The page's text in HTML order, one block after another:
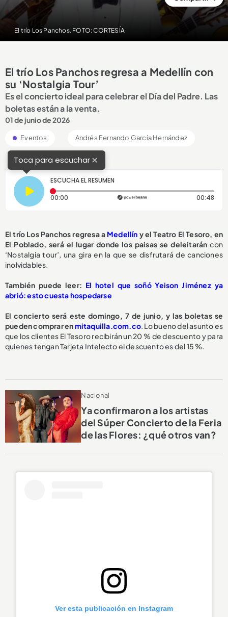
El trío Los Panchos. FOTO: CORTESÍA
El trío Los Panchos regresa a Medellín con
su ‘Nostalgia Tour’
Es el concierto ideal para celebrar el Día del Padre. Las
boletas están a la venta.
01 de junio de 2026
Eventos Andrés Fernando García Hernández
Toca para escuchar×
ESCUCHA EL RESUMEN
00:00 Tiempo transcurrido: 0 segundos 00:48
El trío Los Panchos regresa a Medellín y el Teatro El Tesoro, en
El Poblado, será el lugar donde los paisas se deleitarán con
‘Nostalgia tour’, una gira en la que se disfrutará de canciones
inolvidables.
También puede leer: El hotel que soñó Yeison Jiménez ya
abrió: esto cuesta hospedarse
El concierto será este domingo, 7 de junio, y las boletas se
pueden comprar enmitaquilla.com.co. Lo bueno del asunto es
que los clientes El Tesoro recibirán un 20 % de descuento y para
quienes tengan Tarjeta Intelecto el descuento es del 15 %.
Nacional
Ya confirmaron a los artistas
del Súper Concierto de la Feria
de las Flores: ¿qué otros van?
Ver esta publicación en Instagram